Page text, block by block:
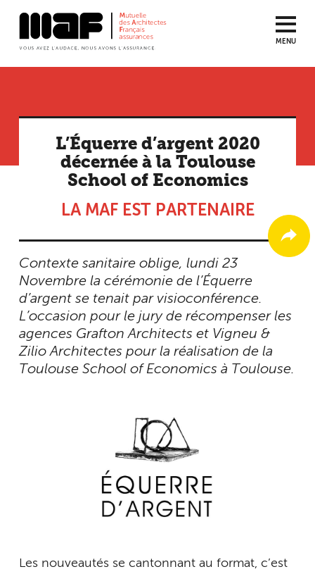
MENU
L’Équerre d’argent 2020
décernée à la Toulouse
School of Economics
LA MAF EST PARTENAIRE
Contexte sanitaire oblige, lundi 23
Novembre la cérémonie de l’Équerre
d’argent se tenait par visioconférence.
L’occasion pour le jury de récompenser les
agences Grafton Architects et Vigneu &
Zilio Architectes pour la réalisation de la
Toulouse School of Economics à Toulouse.
Les nouveautés se cantonnant au format, c’est